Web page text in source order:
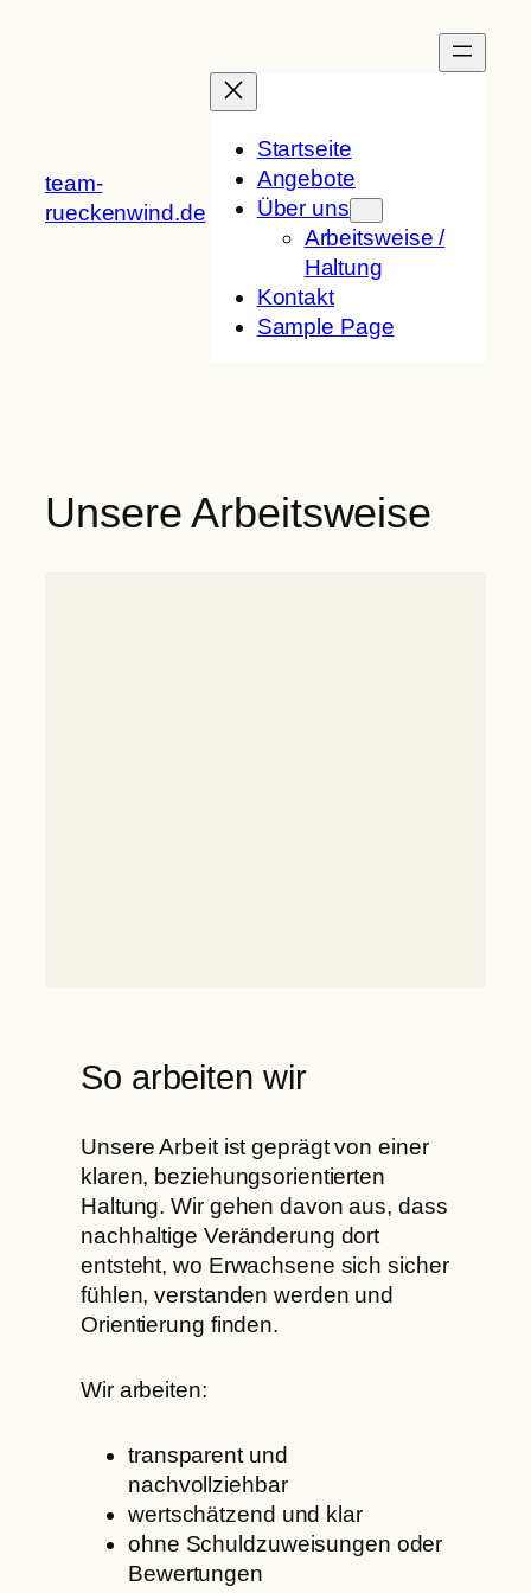
team-
rueckenwind.de
Startseite
Angebote
Über uns
Arbeitsweise /
Haltung
Kontakt
Sample Page
Unsere Arbeitsweise
So arbeiten wir
Unsere Arbeit ist geprägt von einer
klaren, beziehungsorientierten
Haltung. Wir gehen davon aus, dass
nachhaltige Veränderung dort
entsteht, wo Erwachsene sich sicher
fühlen, verstanden werden und
Orientierung finden.
Wir arbeiten:
transparent und
nachvollziehbar
wertschätzend und klar
ohne Schuldzuweisungen oder
Bewertungen